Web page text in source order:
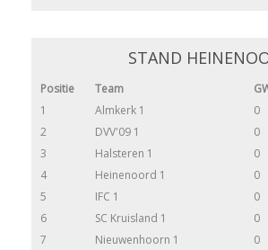
STAND
Positie Team
1
Almkerk 1 0
2
DVV'09 1 0
3
Halsteren 1 0
4
Heinenoord 1 0
5
IFC 1 0
6
SC Kruisland 1 0
7
Nieuwenhoorn 1 0